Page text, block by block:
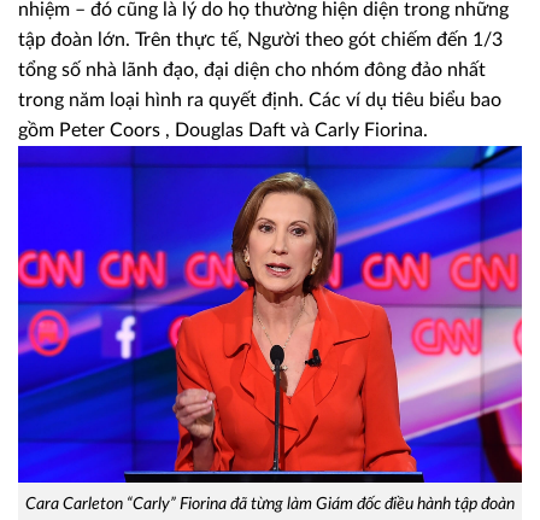
nhiệm – đó cũng là lý do họ thường hiện diện trong những
tập đoàn lớn. Trên thực tế, Người theo gót chiếm đến 1/3
tổng số nhà lãnh đạo, đại diện cho nhóm đông đảo nhất
trong năm loại hình ra quyết định. Các ví dụ tiêu biểu bao
gồm Peter Coors , Douglas Daft và Carly Fiorina.
Cara Carleton “Carly” Fiorina đã từng làm Giám đốc điều hành tập đoàn